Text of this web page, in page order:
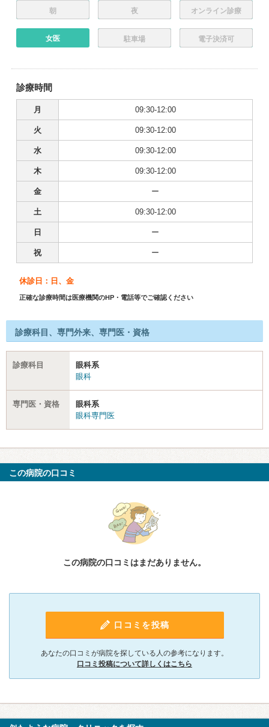
朝 夜 オンライン診療
女医 駐車場 電子決済可
診療時間
月 09:30-12:00
火 09:30-12:00
水 09:30-12:00
木 09:30-12:00
金 ー
土 09:30-12:00
日 ー
祝 ー
休診日：日、金
正確な診療時間は医療機関のHP・電話等でご確認ください
診療科目、専門外来、専門医・資格
診療科目
眼科系
眼科
専門医・資格
眼科系
眼科専門医
この病院の口コミ
この病院の口コミはまだありません。
口コミを投稿
あなたの口コミが病院を探している人の参考になります。
口コミ投稿について詳しくはこちら